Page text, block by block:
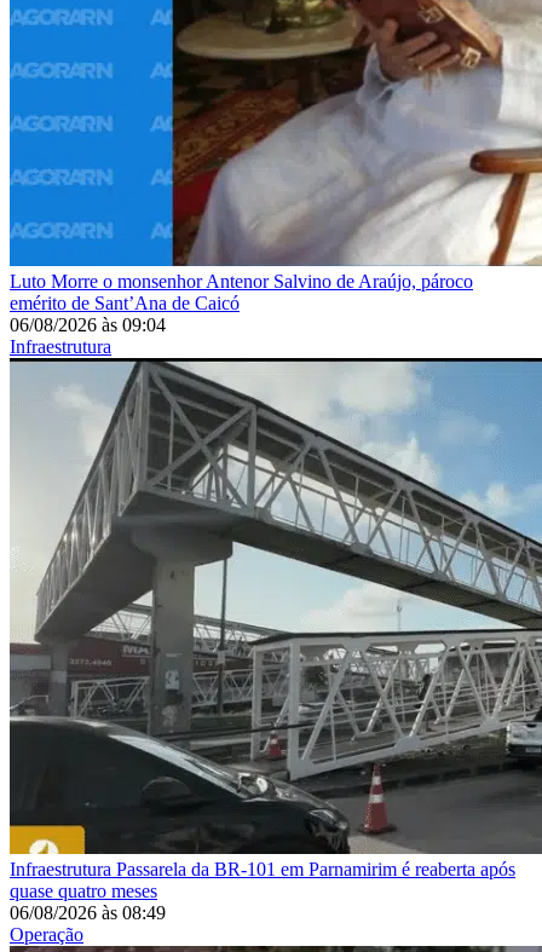
Luto Morre o monsenhor Antenor Salvino de Araújo, pároco
emérito de Sant’Ana de Caicó
06/08/2026 às 09:04
Infraestrutura
Infraestrutura Passarela da BR-101 em Parnamirim é reaberta após
quase quatro meses
06/08/2026 às 08:49
Operação